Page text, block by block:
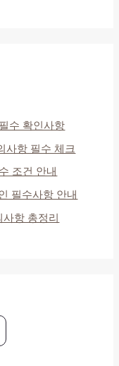
수 확인사항
사항 필수 체크
조건 안내
필수사항 안내
항 총정리